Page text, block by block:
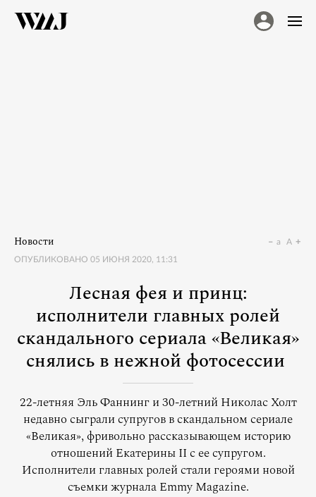
Новости
ОПУБЛИКОВАНО 05 ИЮНЯ 2020, 11:31
a A
Лесная фея и принц:
исполнители главных ролей
скандального сериала «Великая»
снялись в нежной фотосессии
22-летняя Эль Фаннинг и 30-летний Николас Холт
недавно сыграли супругов в скандальном сериале
«Великая», фривольно рассказывающем историю
отношений Екатерины II с ее супругом.
Исполнители главных ролей стали героями новой
съемки журнала Emmy Magazine.